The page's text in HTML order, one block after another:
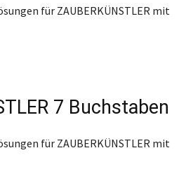
für ZAUBERKÜNSTLER mit
7 Buchstaben
für ZAUBERKÜNSTLER mit